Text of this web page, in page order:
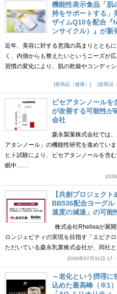
機能性表示食品「肌
持をサポートする」
ザイムQ10を配合
ンサイクル）』が
近年、美容に対する意識の高まりととも
く、内側からも整えたいというニーズが
習慣の変化により、肌の乾燥やコンディ
新商品（健康）
新商品
ピセアタンノールを
が改善する可能性が
会社
森永製菓株式会社では
アタンノール」の機能性研究を進めてい
ヒト試験により、ピセアタンノールを含
眠中……
【共創プロジェク
BB536配合ヨーグル
速度の減速」の可
株式会社Rhelixaが展開
ロンジェビティの実現を目指す「エピク
ただいている森永乳業株式会社が、同社
2026年07月31日 17
～老化という摂理
込めた最高峰（※1